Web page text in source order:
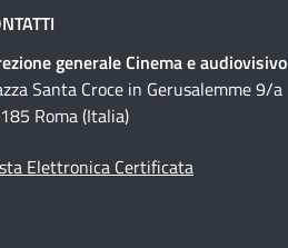
generale Cinema e audiovisivo
Santa Croce in Gerusalemme 9/a
Roma (Italia)
Elettronica Certificata